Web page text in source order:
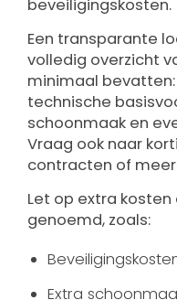
beveiligingskosten.
Een transparante
volledig overzicht
minimaal
technische
schoonmaak en
Vraag ook naar
contracten of
Let op extra
genoemd, zoals:
Extra